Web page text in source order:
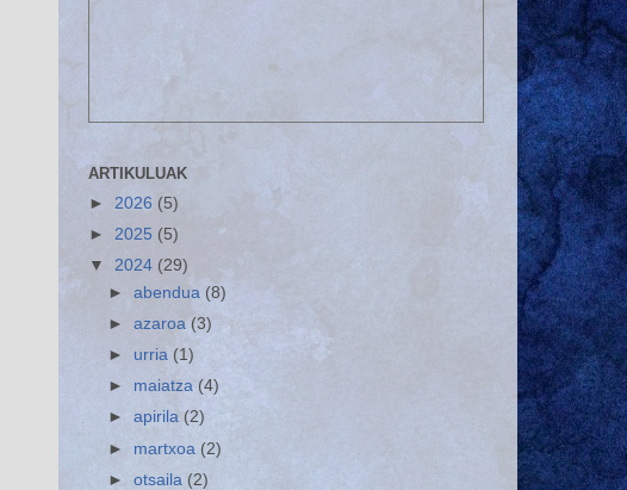
ARTIKULUAK
► 2026 (5)
► 2025 (5)
▼ 2024 (29)
►abendua (8)
►azaroa(3)
► urria (1)
► maiatza (4)
►apirila(2)
► martxoa (2)
►otsaila (2)